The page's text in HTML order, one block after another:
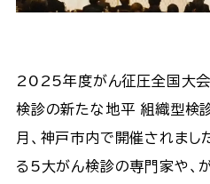
2025年度がん征圧全国大会
検診の新たな地平 組織型検
月、神戸市内で開催されまし
る5大がん検診の専門家や、